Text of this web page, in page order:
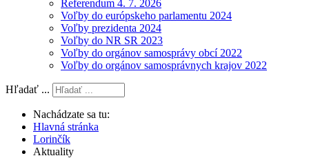
Referendum 4. 7. 2026
Voľby do európskeho parlamentu 2024
Voľby prezidenta 2024
Voľby do NR SR 2023
Voľby do orgánov samosprávy obcí 2022
Voľby do orgánov samosprávnych krajov 2022
Hľadať ...
Nachádzate sa tu:
Hlavná stránka
Lorinčík
Aktuality